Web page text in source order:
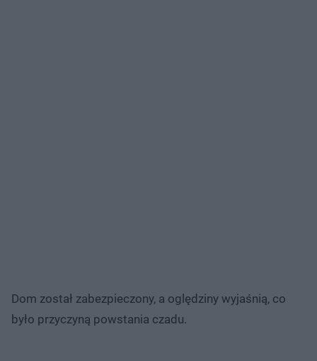
Dom został zabezpieczony, a oględziny wyjaśnią, co
było przyczyną powstania czadu.